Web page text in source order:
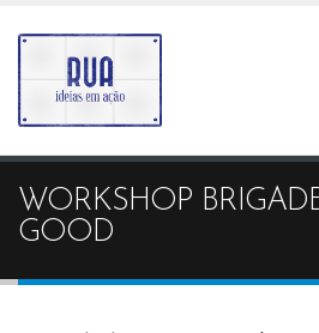
WORKSHOP
GOOD